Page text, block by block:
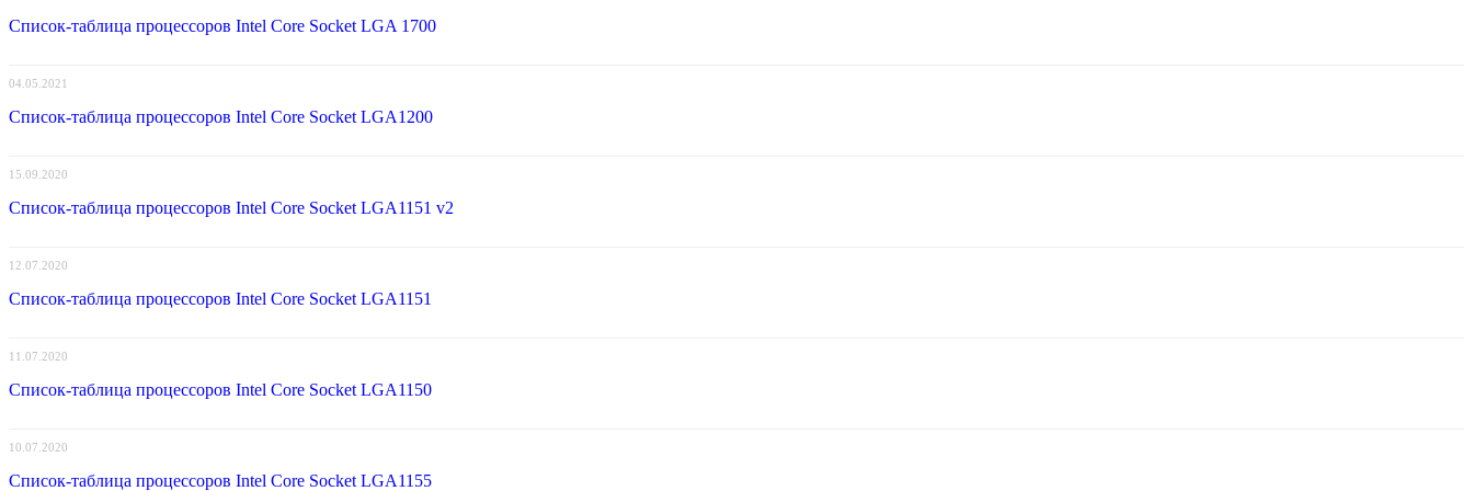
Список-таблица процессоров Intel Core Socket LGA 1700
04.05.2021
Список-таблица процессоров Intel Core Socket LGA1200
15.09.2020
Список-таблица процессоров Intel Core Socket LGA1151 v2
12.07.2020
Список-таблица процессоров Intel Core Socket LGA1151
11.07.2020
Список-таблица процессоров Intel Core Socket LGA1150
10.07.2020
Список-таблица процессоров Intel Core Socket LGA1155